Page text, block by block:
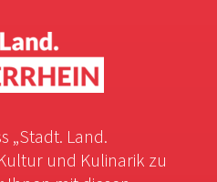
„Stadt. Land.
und Kulinarik zu